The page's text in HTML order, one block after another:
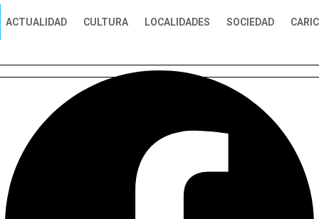
ACTUALIDAD CULTURA LOCALIDADES SOCIEDAD